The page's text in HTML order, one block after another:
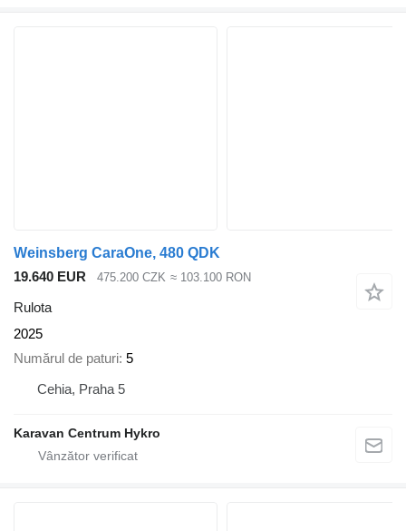
Weinsberg CaraOne, 480 QDK
19.640 EUR
475.200 CZK ≈ 103.100 RON
Rulota
2025
Numărul de paturi 5
Cehia, Praha 5
Karavan Centrum Hykro